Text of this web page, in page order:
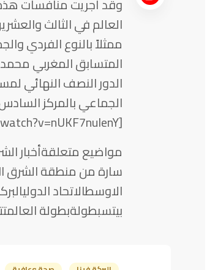
العالم في الثالث
ممثلاً بالنوع الفردي
المتسابق المغربي
الدور النصف النهائي
الجماعي بالمركز السادس
[youtube http://www.youtube.com/watch?v=nUKF7nuIenY]
مواضيع متعلقةأخبار
سارة من منطقة الشرق
الاوسطالاتحاد
بيتسبطولةبطولة